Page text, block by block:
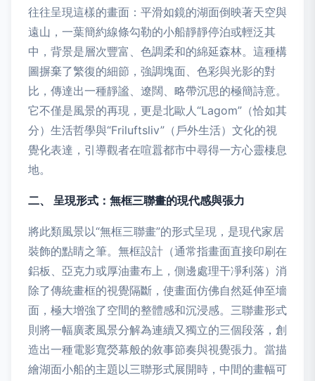
往往呈現這樣的畫面：平滑如鏡的湖面倒映著天空與
遠山，一葉簡約線條勾勒的小船靜靜停泊或輕泛其
中，背景是層次豐富、色調柔和的綿延森林。這種構
圖摒棄了繁復的細節，強調塊面、色彩與光影的對
比，傳達出一種靜謐、遼闊、略帶沉思的極簡詩意。
它不僅是風景的再現，更是北歐人“Lagom”（恰如其
分）生活哲學與“Friluftsliv”（戶外生活）文化的視
覺化表達，引導觀者在喧囂都市中尋得一方心靈棲息
地。
二、 呈現形式：無框三聯畫的現代感與張力
將此類風景以“無框三聯畫”的形式呈現，是現代家居
裝飾的點睛之筆。無框設計（通常指畫面直接印刷在
鋁板、亞克力或厚油畫布上，側邊處理干凈利落）消
除了傳統畫框的視覺隔斷，使畫面仿佛自然延伸至墻
面，極大增強了空間的整體感和沉浸感。三聯畫形式
則將一幅廣袤風景分解為連續又獨立的三個段落，創
造出一種電影寬熒幕般的敘事節奏與視覺張力。當描
繪湖面小船的主題以三聯形式展開時，中間的畫幅可